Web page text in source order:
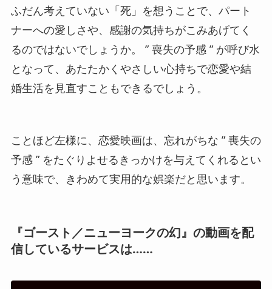
ふだん考えていない「死」を想うことで、パート
ナーへの愛しさや、感謝の気持ちがこみあげてく
るのではないでしょうか。 ” 喪失の予感 ” が呼び水
となって、あたたかくやさしい心持ちで恋愛や結
婚生活を見直すこともできるでしょう。
ことほど左様に、恋愛映画は、忘れがちな ” 喪失の
予感 ” をたぐりよせるきっかけを与えてくれるとい
う意味で、きわめて実用的な娯楽だと思います。
『ゴースト／ニューヨークの幻』の動画を配
信しているサービスは……